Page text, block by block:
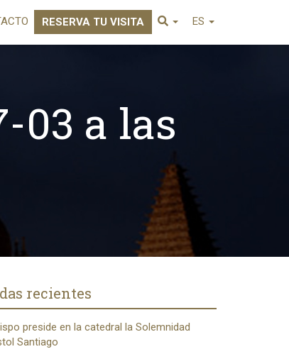
RESERVA TU VISITA ES
03 a las
recientes
preside en la catedral la Solemnidad
Santiago